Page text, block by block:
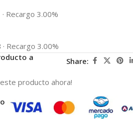
· Recargo 3.00%
· Recargo 3.00%
a Share:
producto ahora!